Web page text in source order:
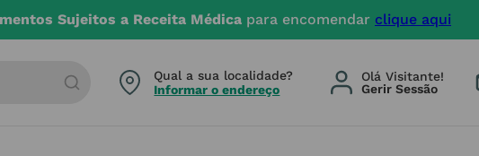
Sujeitos a Receita Médica para encomendar clique aqui
Qual a sua localidade?
Informar o endereço
Olá Visitante!